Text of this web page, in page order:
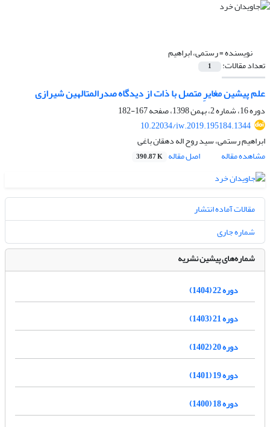
نویسنده =رستمی، ابراهیم
تعداد مقالات: 1
علم پیشین مغایرِ متصل با ذات از دیدگاه صدرالمتالهین شیرازی
دوره 16، شماره 2، بهمن 1398، صفحه
167-182
10.22034/iw.2019.195184.1344
ابراهیم رستمی، سید روح اله دهقان باغی
مشاهده مقاله
اصل مقاله 390.87 K
مقالات آماده انتشار
شماره جاری
شماره‌های پیشین نشریه
دوره 22 (1404)
دوره 21 (1403)
دوره 20 (1402)
دوره 19 (1401)
دوره 18 (1400)